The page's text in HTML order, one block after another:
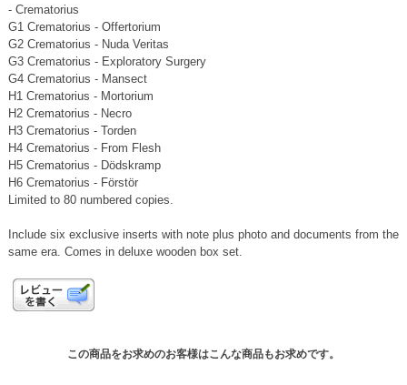
- Crematorius
G1 Crematorius - Offertorium
G2 Crematorius - Nuda Veritas
G3 Crematorius - Exploratory Surgery
G4 Crematorius - Mansect
H1 Crematorius - Mortorium
H2 Crematorius - Necro
H3 Crematorius - Torden
H4 Crematorius - From Flesh
H5 Crematorius - Dödskramp
H6 Crematorius - Förstör
Limited to 80 numbered copies.
Include six exclusive inserts with note plus photo and documents from the
same era. Comes in deluxe wooden box set.
この商品をお求めのお客様はこんな商品もお求めです。